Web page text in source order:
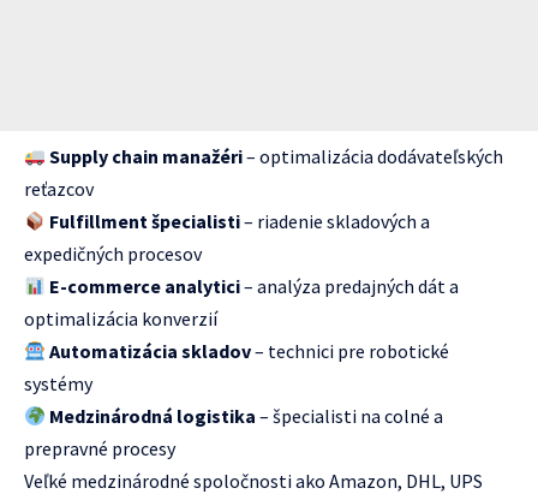
Supply chain manažéri– optimalizácia dodávateľských
reťazcov
Fulfillment špecialisti– riadenie skladových a
expedičných procesov
E-commerce analytici– analýza predajných dát a
optimalizácia konverzií
Automatizácia skladov– technici pre robotické
systémy
Medzinárodná logistika – špecialisti na colné a
prepravné procesy
Veľké medzinárodné spoločnosti ako Amazon, DHL, UPS